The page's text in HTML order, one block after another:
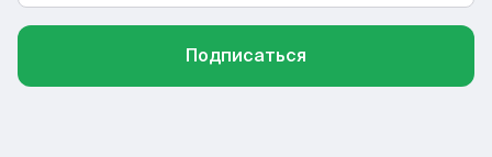
Подписаться